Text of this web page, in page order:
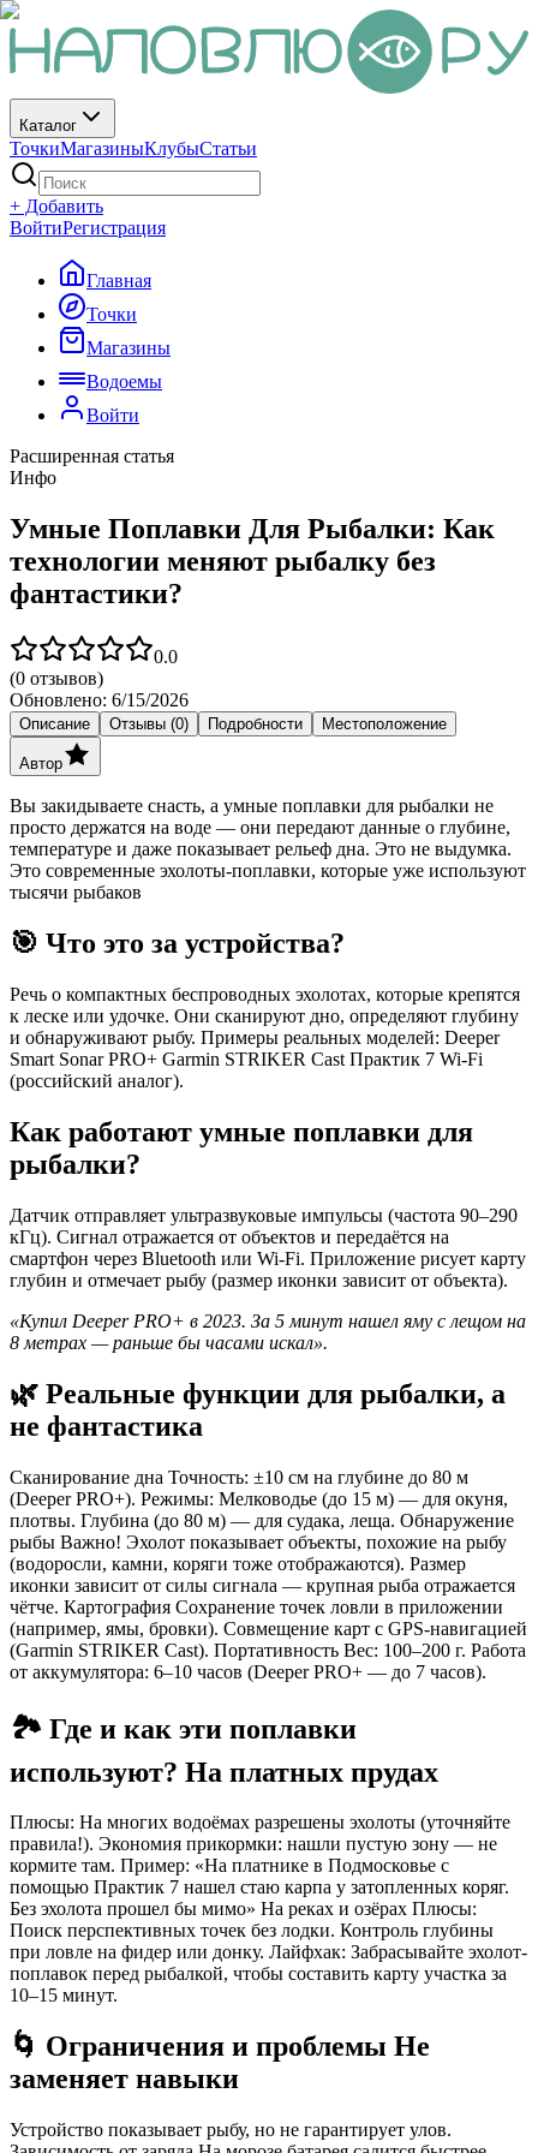
Каталог
ТочкиМагазиныКлубыСтатьи
+ Добавить
ВойтиРегистрация
Главная
Точки
Магазины
Водоемы
Войти
Расширенная статья
Инфо
Умные Поплавки Для Рыбалки: Как
технологии меняют рыбалку без
фантастики?
0.0
(0 отзывов)
Обновлено: 6/15/2026
Описание Отзывы (0) Подробности Местоположение
Автор
Вы закидываете снасть, а умные поплавки для рыбалки не
просто держатся на воде — они передают данные о глубине,
температуре и даже показывает рельеф дна. Это не выдумка.
Это современные эхолоты-поплавки, которые уже используют
тысячи рыбаков
🎯 Что это за устройства?
Речь о компактных беспроводных эхолотах, которые крепятся
к леске или удочке. Они сканируют дно, определяют глубину
и обнаруживают рыбу. Примеры реальных моделей: Deeper
Smart Sonar PRO+ Garmin STRIKER Cast Практик 7 Wi-Fi
(российский аналог).
Как работают умные поплавки для
рыбалки?
Датчик отправляет ультразвуковые импульсы (частота 90–290
кГц). Сигнал отражается от объектов и передаётся на
смартфон через Bluetooth или Wi-Fi. Приложение рисует карту
глубин и отмечает рыбу (размер иконки зависит от объекта).
«Купил Deeper PRO+ в 2023. За 5 минут нашел яму с лещом на
8 метрах — раньше бы часами искал».
🌿 Реальные функции для рыбалки, а
не фантастика
Сканирование дна Точность: ±10 см на глубине до 80 м
(Deeper PRO+). Режимы: Мелководье (до 15 м) — для окуня,
плотвы. Глубина (до 80 м) — для судака, леща. Обнаружение
рыбы Важно! Эхолот показывает объекты, похожие на рыбу
(водоросли, камни, коряги тоже отображаются). Размер
иконки зависит от силы сигнала — крупная рыба отражается
чётче. Картография Сохранение точек ловли в приложении
(например, ямы, бровки). Совмещение карт с GPS-навигацией
(Garmin STRIKER Cast). Портативность Вес: 100–200 г. Работа
от аккумулятора: 6–10 часов (Deeper PRO+ — до 7 часов).
🏞️ Где и как эти поплавки
используют? На платных прудах
Плюсы: На многих водоёмах разрешены эхолоты (уточняйте
правила!). Экономия прикормки: нашли пустую зону — не
кормите там. Пример: «На платнике в Подмосковье с
помощью Практик 7 нашел стаю карпа у затопленных коряг.
Без эхолота прошел бы мимо» На реках и озёрах Плюсы:
Поиск перспективных точек без лодки. Контроль глубины
при ловле на фидер или донку. Лайфхак: Забрасывайте эхолот-
поплавок перед рыбалкой, чтобы составить карту участка за
10–15 минут.
🌀 Ограничения и проблемы Не
заменяет навыки
Устройство показывает рыбу, но не гарантирует улов.